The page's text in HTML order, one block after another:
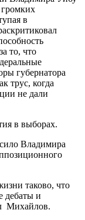
громких
в
то, что
губернатора
трус, когда
не дали
в выборах.
Владимира
таково, что
дебаты и
Михайлов.